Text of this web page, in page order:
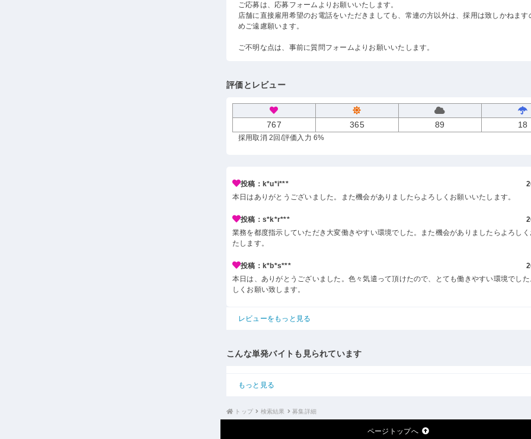
ご応募は、応募フォームよりお願いいたします。
店舗に直接雇用希望のお電話をいただきましても、常連の方以外は、採用は致しかねます
めご遠慮願います。
ご不明な点は、事前に質問フォームよりお願いいたします。
評価とレビュー
767 365 89 18
採用取消 2回 /評価入力 6%
投稿：k*u*i***
本日はありがとうございました。また機会がありましたらよろしくお願いいたします。
投稿：s*k*r***
業務を都度指示していただき大変働きやすい環境でした。また機会がありましたらよろし
たします。
投稿：k*b*s***
本日は、ありがとうございました。色々気遣って頂けたので、とても働きやすい環境でし
しくお願い致します。
レビューをもっと見る
こんな単発バイトも見られています
もっと見る
トップ 検索結果 募集詳細
ページトップへ